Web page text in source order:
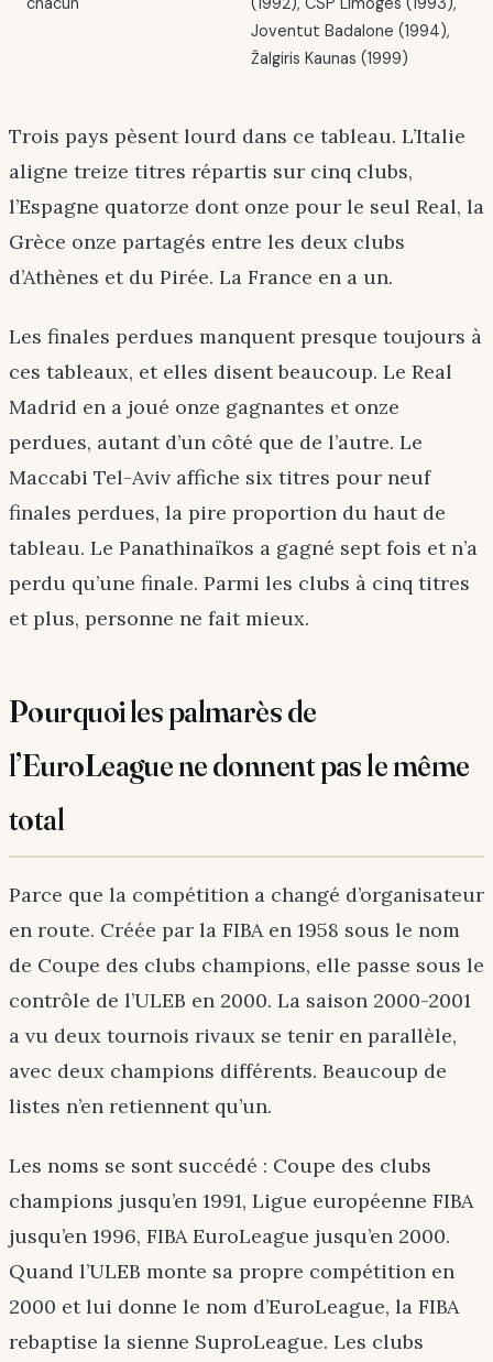
Joventut Badalone (1994),
Žalgiris Kaunas (1999)
Trois pays pèsent lourd dans ce tableau. L’Italie
aligne treize titres répartis sur cinq clubs,
l’Espagne quatorze dont onze pour le seul Real, la
Grèce onze partagés entre les deux clubs
d’Athènes et du Pirée. La France en a un.
Les finales perdues manquent presque toujours à
ces tableaux, et elles disent beaucoup. Le Real
Madrid en a joué onze gagnantes et onze
perdues, autant d’un côté que de l’autre. Le
Maccabi Tel-Aviv affiche six titres pour neuf
finales perdues, la pire proportion du haut de
tableau. Le Panathinaïkos a gagné sept fois et n’a
perdu qu’une finale. Parmi les clubs à cinq titres
et plus, personne ne fait mieux.
Pourquoi les palmarès de
l’EuroLeague ne donnent pas le même
total
Parce que la compétition a changé d’organisateur
en route. Créée par la FIBA en 1958 sous le nom
de Coupe des clubs champions, elle passe sous le
contrôle de l’ULEB en 2000. La saison 2000-2001
a vu deux tournois rivaux se tenir en parallèle,
avec deux champions différents. Beaucoup de
listes n’en retiennent qu’un.
Les noms se sont succédé : Coupe des clubs
champions jusqu’en 1991, Ligue européenne FIBA
jusqu’en 1996, FIBA EuroLeague jusqu’en 2000.
Quand l’ULEB monte sa propre compétition en
2000 et lui donne le nom d’EuroLeague, la FIBA
rebaptise la sienne SuproLeague. Les clubs